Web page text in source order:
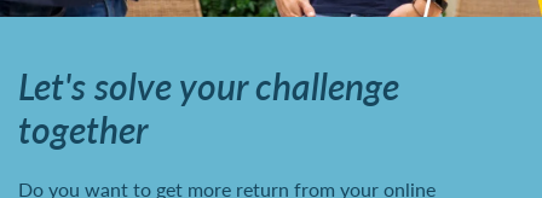
Let's solve your challenge
together
Do you want to get more return from your online